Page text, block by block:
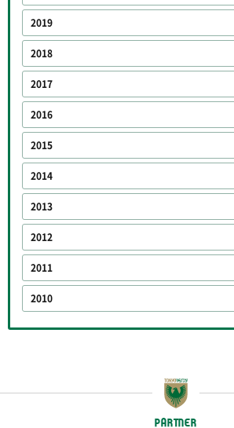
2019
2018
2017
2016
2015
2014
2013
2012
2011
2010
PARTNER